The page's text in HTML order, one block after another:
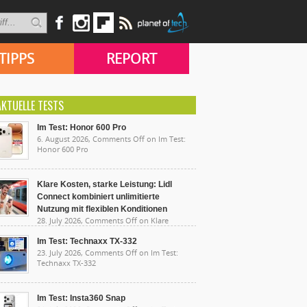
REPORT
TESTS
Im Test: Honor 600 Pro
6. August 2026, Comments Off on Im Test:
Honor 600 Pro
Klare Kosten, starke Leistung: Lidl
Connect kombiniert unlimitierte
Nutzung mit flexiblen Konditionen
28. July 2026, Comments Off on Klare
Nutzung mit flexiblen Konditionen
Im Test: Technaxx TX-332
23. July 2026, Comments Off on Im Test:
Technaxx TX-332
Im Test: Insta360 Snap